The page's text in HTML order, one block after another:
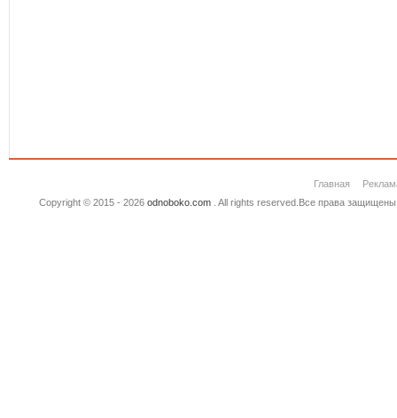
Главная
Copyright © 2015 - 2026 odnoboko.com. All rights reserved.Все права защищены.